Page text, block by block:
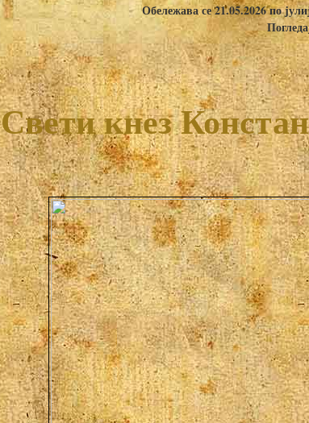
Обележава се 21.05.2026 по
Свети кнез